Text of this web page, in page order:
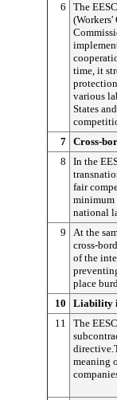
6
The
(Workers'
time, it
various
States
7 Cross-
8
In the
fair
minimum
national
9
At the
cross-
of the
place
10
Liability
11
The
meaning